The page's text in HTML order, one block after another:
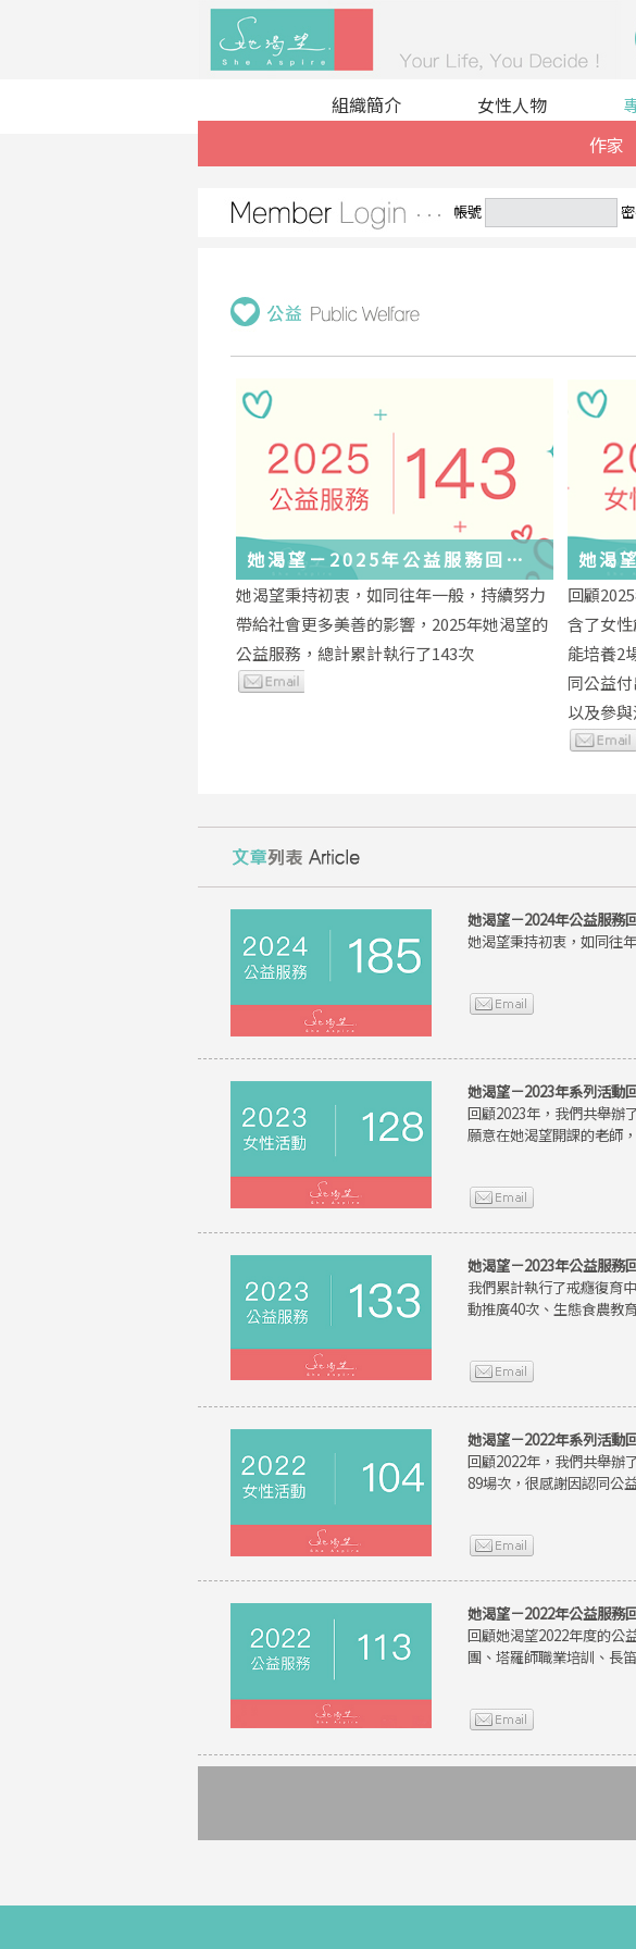
組織簡介 女性人物
作家
帳號
她渴望－2025年公益服務回顧
與感謝
她渴望秉持初衷，如同往年一般，持續努力
帶給社會更多美善的影響，2025年她渴望的
公益服務，總計累計執行了143次
她渴
回顧
含了女
能培養2
同公益
以及參
她渴望－2024年公益服務
她渴望秉持初衷，如同往
她渴望－2023年系列活動
回顧2023年，我們共舉辦
願意在她渴望開課的老師
她渴望－2023年公益服務
我們累計執行了戒癮復育
動推廣40次、生態食農教
她渴望－2022年系列活動
回顧2022年，我們共舉辦
89場次，很感謝因認同公
她渴望－2022年公益服務
回顧她渴望2022年度的公
團、塔羅師職業培訓、長